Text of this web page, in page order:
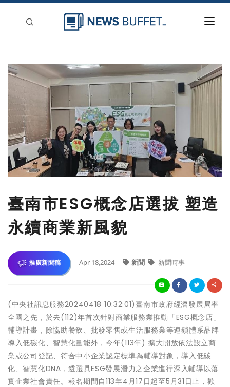
新聞稿分類
登入
臺南市ESG概念店選拔 塑造
永續商業新風貌
推廣新聞稿 Apr 18,2024 新聞 新聞時事
(中央社訊息服務20240418 10:32:01)臺南市政府經濟發展局率
全國之先，於去(112)年首次針對商業服務業推動「ESG概念店」
輔導計畫，除協助餐飲、批發零售或生活服務業等連鎖體系品牌
導入低碳化、智慧化量能外，今年(113年) 擴大開放依法設立商
業或公司登記、符合中小企業認定標準為輔導對象，導入低碳
化、智慧化DNA，遴選具ESG發展潛力之企業進行深入輔導以落
實企業社會責任。報名期間自113年4月17日起至5月31日止，歡